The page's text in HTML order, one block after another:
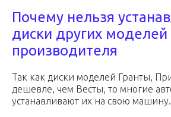
Почему нельзя
диски других моделей
производителя
Так как диски моделей Гранты,
дешевле, чем Весты, то многие
устанавливают их на свою машину.